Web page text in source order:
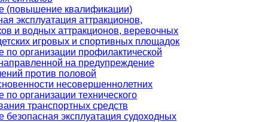
(повышение квалификации)
эксплуатация аттракционов,
и водных аттракционов, веревочных
игровых и спортивных площадок
по организации профилактической
на предупреждение
против половой
несовершеннолетних
по организации технического
транспортных средств
безопасная эксплуатация судоходных